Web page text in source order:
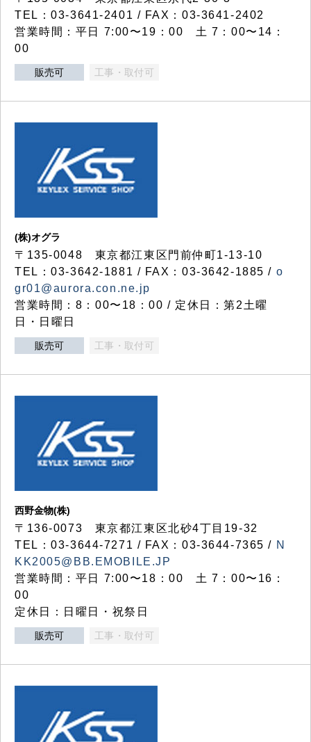
TEL：03-3641-2401 / FAX：03-3641-2402
営業時間：平日 7:00〜19：00 土 7：00〜14：
00
販売可 工事・取付可
(株)オグラ
〒135-0048 東京都江東区門前仲町1-13-10
TEL：03-3642-1881 / FAX：03-3642-1885 / o
gr01@aurora.con.ne.jp
営業時間：8：00〜18：00 / 定休日：第2土曜
日・日曜日
販売可 工事・取付可
西野金物(株)
〒136-0073 東京都江東区北砂4丁目19-32
TEL：03‐3644‐7271 / FAX：03-3644-7365 / N
KK2005@BB.EMOBILE.JP
営業時間：平日 7:00〜18：00 土 7：00〜16：
00
定休日：日曜日・祝祭日
販売可 工事・取付可